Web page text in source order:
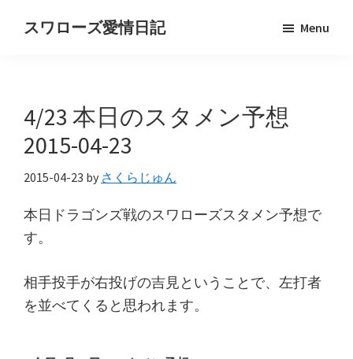
スワローズ愛情日記
ト
ス
ロ
ー
ズ
き
OL
Menu
4/23 本日のスタメン予想
2015-04-23
2015-04-23 by さくらじゅん
本日ドラゴンズ戦のスワローズスタメン予想で
す。
相手投手が右投げの吉見ということで、左打者
を並べてくると思われます。